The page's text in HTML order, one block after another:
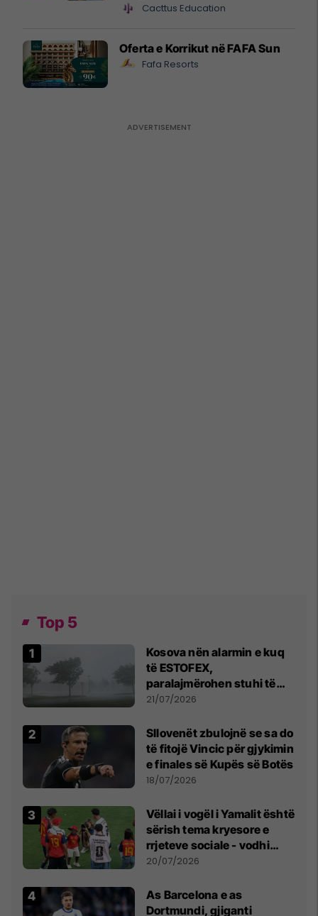
Cacttus Education
Oferta e Korrikut në FAFA Sun
Fafa Resorts
Top 5
Kosova nën alarmin e kuq
të ESTOFEX,
paralajmërohen stuhi të
fuqishme me breshër dhe
21/07/2026
Sllovenët zbulojnë se sa do
të fitojë Vincic për gjykimin
e finales së Kupës së Botës
18/07/2026
Vëllai i vogël i Yamalit është
sërish tema kryesore e
rrjeteve sociale - vodhi
vëmendjen pas finales së
20/07/2026
As Barcelona e as
Dortmundi, gjiganti